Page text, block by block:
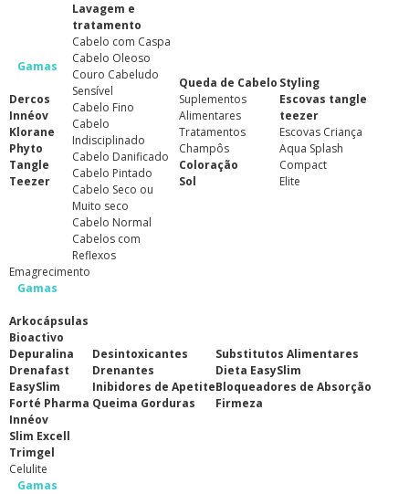
Gamas
Dercos
Innéov
Klorane
Phyto
Tangle
Teezer
Lavagem e
tratamento
Cabelo com Caspa
Cabelo Oleoso
Couro Cabeludo
Sensível
Cabelo Fino
Cabelo
Indisciplinado
Cabelo Danificado
Cabelo Pintado
Cabelo Seco ou
Muito seco
Cabelo Normal
Cabelos com
Reflexos
Queda de Cabelo
Suplementos
Alimentares
Tratamentos
Champôs
Coloração
Sol
Styling
Escovas tangle
teezer
Escovas Criança
Aqua Splash
Compact
Elite
Emagrecimento
Gamas
Arkocápsulas
Bioactivo
Depuralina
Drenafast
EasySlim
Forté Pharma
Innéov
Slim Excell
Trimgel
Desintoxicantes
Drenantes
Inibidores de Apetite
Queima Gorduras
Substitutos Alimentares
Dieta EasySlim
Bloqueadores de Absorção
Firmeza
Celulite
Gamas